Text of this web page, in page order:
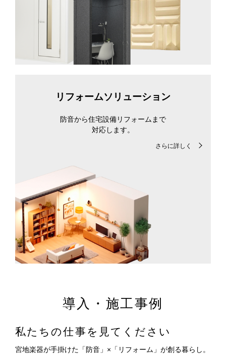
リフォームソリューション
防音から住宅設備リフォームまで
対応します。
さらに詳しく
導入・施工事例
私たちの仕事を見てください
宮地楽器が手掛けた「防音」×「リフォーム」が創る暮らし。